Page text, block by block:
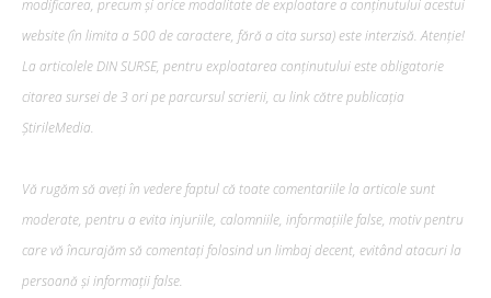
modificarea, precum şi orice modalitate de exploatare a conținutului acestui
website (în limita a 500 de caractere, fără a cita sursa) este interzisă. Atenție!
La articolele DIN SURSE, pentru exploatarea conținutului este obligatorie
citarea sursei de 3 ori pe parcursul scrierii, cu link către publicația
ȘtirileMedia.
Vă rugăm să aveți în vedere faptul că toate comentariile la articole sunt
moderate, pentru a evita injuriile, calomniile, informațiile false, motiv pentru
care vă încurajăm să comentați folosind un limbaj decent, evitând atacuri la
persoană și informații false.